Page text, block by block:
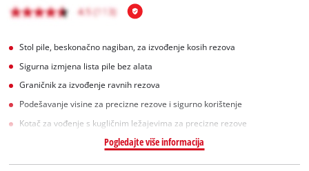
Stol pile, beskonačno nagiban, za izvođenje kosih rezova
Sigurna izmjena lista pile bez alata
Graničnik za izvođenje ravnih rezova
Podešavanje visine za precizne rezove i sigurno korištenje
Kotač za vođenje s kugličnim ležajevima za precizne rezove
Pogledajte više informacija